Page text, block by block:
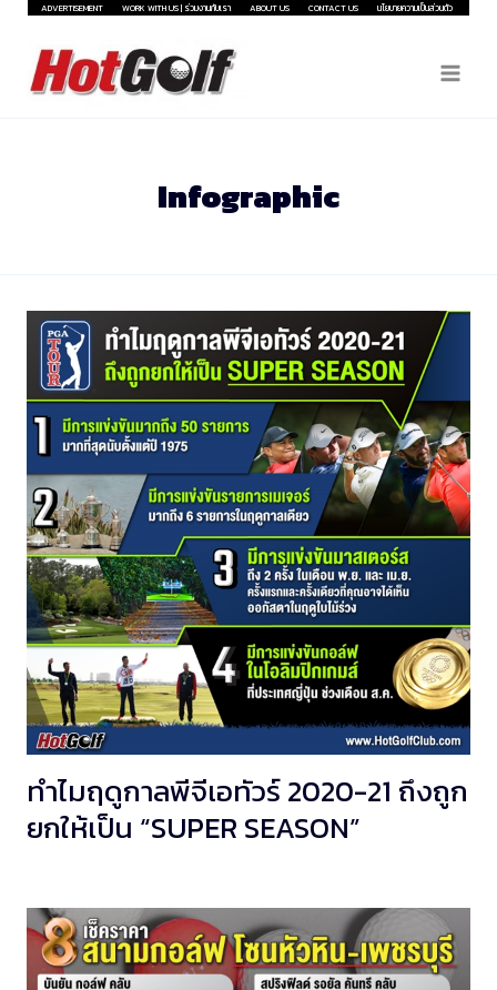
Skip
content
ADVERTISEMENT WORK WITH US | ร่วมงานกับเรา ABOUT US CONTACT US นโยบายความเป็นส่วนตัว
Infographic
ทำไมฤดูกาลพีจีเอทัวร์ 2020-21 ถึงถูก
ยกให้เป็น “SUPER SEASON”